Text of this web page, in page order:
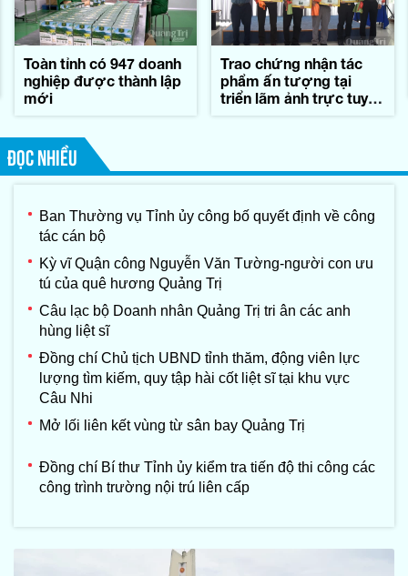
Toàn tỉnh có 947 doanh
nghiệp được thành lập
mới
Trao chứng nhận tác
phẩm ấn tượng tại
triển lãm ảnh trực tuyến
ĐỌC NHIỀU
Ban Thường vụ Tỉnh ủy công bố quyết định về công
tác cán bộ
Kỳ vĩ Quận công Nguyễn Văn Tường-người con ưu
tú của quê hương Quảng Trị
Câu lạc bộ Doanh nhân Quảng Trị tri ân các anh
hùng liệt sĩ
Đồng chí Chủ tịch UBND tỉnh thăm, động viên lực
lượng tìm kiếm, quy tập hài cốt liệt sĩ tại khu vực
Câu Nhi
Mở lối liên kết vùng từ sân bay Quảng Trị
Đồng chí Bí thư Tỉnh ủy kiểm tra tiến độ thi công các
công trình trường nội trú liên cấp